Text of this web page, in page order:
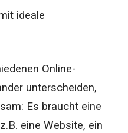
ideale
Online-
unterscheiden,
Es braucht eine
eine Website, ein